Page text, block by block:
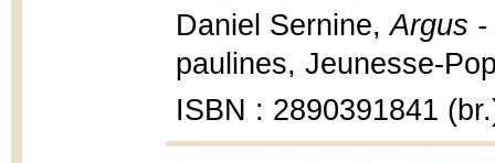
Daniel Sernine,Argus -
paulines, Jeunesse-
ISBN : 2890391841